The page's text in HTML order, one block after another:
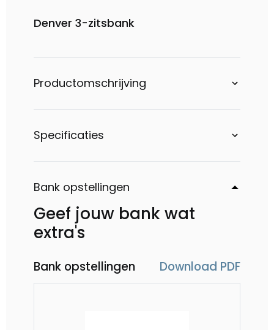
Denver 3-zitsbank
Productomschrijving
Specificaties
Bank opstellingen
Geef jouw bank wat
extra's
Bank opstellingen Download PDF